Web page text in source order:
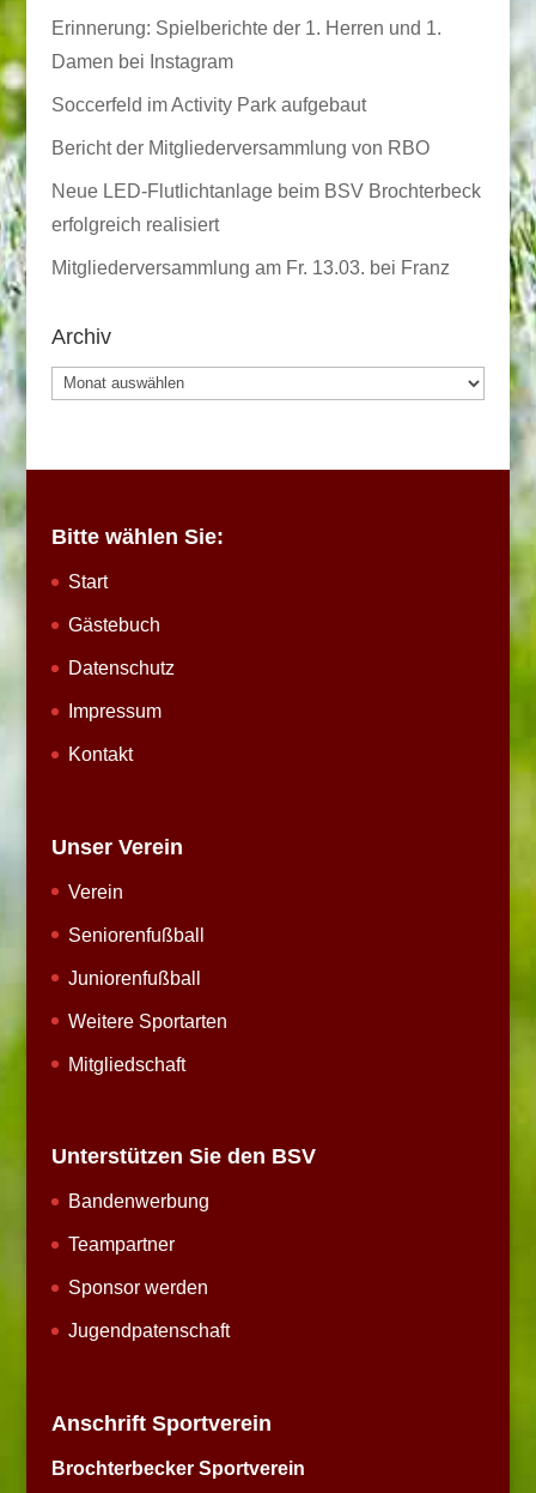
Erinnerung: Spielberichte der 1. Herren und 1.
Damen bei Instagram
Soccerfeld im Activity Park aufgebaut
Bericht der Mitgliederversammlung von RBO
Neue LED-Flutlichtanlage beim BSV Brochterbeck
erfolgreich realisiert
Mitgliederversammlung am Fr. 13.03. bei Franz
Archiv
Archiv
Bitte wählen Sie:
Start
Gästebuch
Datenschutz
Impressum
Kontakt
Unser Verein
Verein
Seniorenfußball
Juniorenfußball
Weitere Sportarten
Mitgliedschaft
Unterstützen Sie den BSV
Bandenwerbung
Teampartner
Sponsor werden
Jugendpatenschaft
Anschrift Sportverein
Brochterbecker Sportverein